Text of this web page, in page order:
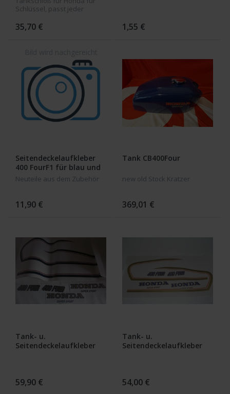
Schlüssel, passt jeder
K2-K6
35,70 € 1,55 €
Seitendeckelaufkleber
400 FourF1 für blau und
rot
Neuteile aus dem Zubehör
11,90 €
Tank CB400Four
new old Stock Kratzer
369,01 €
Tank- u.
Seitendeckelaufkleber
59,90 €
Tank- u.
Seitendeckelaufkleber
54,00 €